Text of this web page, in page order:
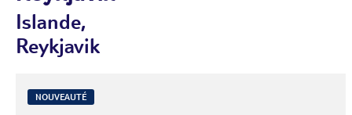
Islande,
Reykjavik
NOUVEAUTÉ